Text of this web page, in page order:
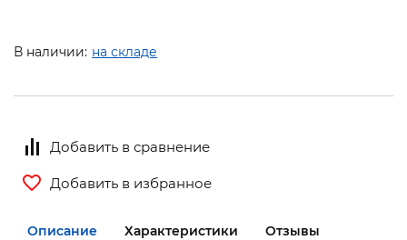
В наличии: на складе
Добавить в сравнение
Добавить в избранное
Описание Характеристики Отзывы